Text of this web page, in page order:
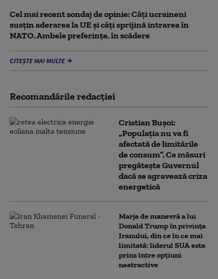
Cel mai recent sondaj de opinie: Câți ucraineni
susțin aderarea la UE și câți sprijină intrarea în
NATO. Ambele preferințe, în scădere
CITEȘTE MAI MULTE
Recomandările redacţiei
Cristian Bușoi:
„Populația nu va fi
afectată de limitările
de consum”. Ce măsuri
pregătește Guvernul
dacă se agravează criza
energetică
Marja de manevră a lui
Donald Trump în privința
Iranului, din ce în ce mai
limitată: liderul SUA este
prins între opțiuni
neatractive